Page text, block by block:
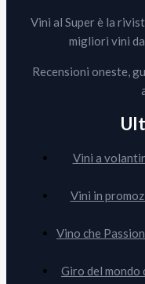
Vini al Super è la
migliori vini
Recensioni oneste,
Vini a
Vini in
Vino che
Giro del mondo